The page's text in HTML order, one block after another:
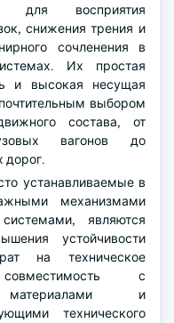
для восприятия
снижения трения и
сочленения в
Их простая
и высокая несущая
выбором
состава, от
вагонов до
дорог.
устанавливаемые в
механизмами
являются
устойчивости
на техническое
с
материалами и
технического